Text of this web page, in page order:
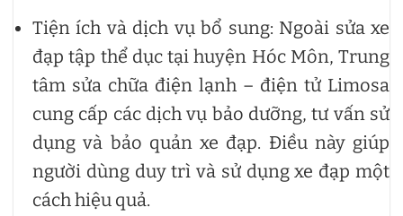
Tiện ích và dịch vụ bổ sung: Ngoài sửa xe
đạp tập thể dục tại huyện Hóc Môn, Trung
tâm sửa chữa điện lạnh – điện tử Limosa
cung cấp các dịch vụ bảo dưỡng, tư vấn sử
dụng và bảo quản xe đạp. Điều này giúp
người dùng duy trì và sử dụng xe đạp một
cách hiệu quả.